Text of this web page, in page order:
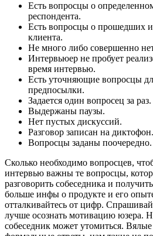
Есть вопросцы о
респондента.
Есть вопросцы о прошедших и
клиента.
Не много либо совершенно
Интервьюер не пробует
время интервью.
Есть уточняющие вопросцы
предпосылки.
Задается один вопросец за раз.
Выдержаны паузы.
Нет пустых дискуссий.
Разговор записан на диктофон.
Вопросцы заданы
Сколько необходимо вопросцев,
интервью важны те вопросцы,
разговорить собеседника и
больше инфы о продукте и его
отталкивайтесь от цифр.
лучше осознать мотивацию юзера.
собеседник может утомиться.